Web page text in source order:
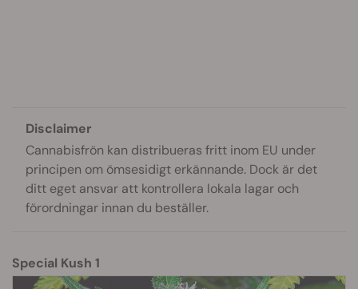
Disclaimer
Cannabisfrön kan distribueras fritt inom EU under
principen om ömsesidigt erkännande. Dock är det
ditt eget ansvar att kontrollera lokala lagar och
förordningar innan du beställer.
Special Kush 1